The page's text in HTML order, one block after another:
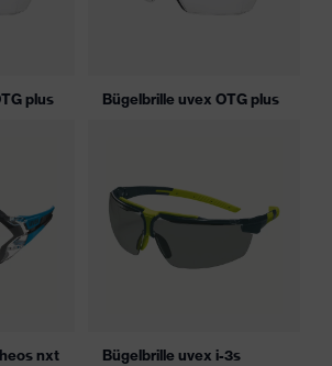
plus Bügelbrille uvex OTG plus
nxt
Bügelbrille uvex i-3s